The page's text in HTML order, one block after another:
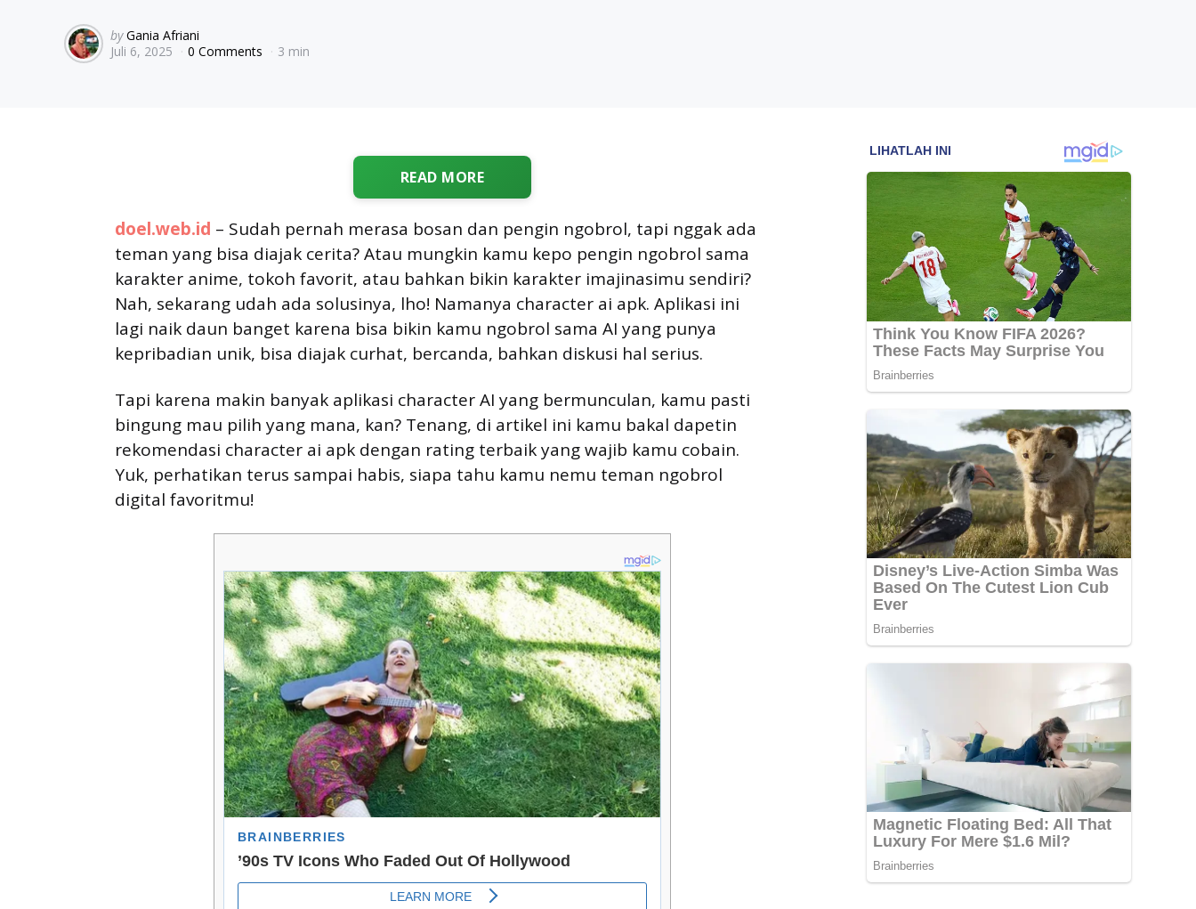
Posted
by
by Gania Afriani
Juli 6, 2025
0 Comments 3 min
READ MORE
doel.web.id – Sudah pernah merasa bosan dan pengin ngobrol, tapi nggak ada
teman yang bisa diajak cerita? Atau mungkin kamu kepo pengin ngobrol sama
karakter anime, tokoh favorit, atau bahkan bikin karakter imajinasimu sendiri?
Nah, sekarang udah ada solusinya, lho! Namanya character ai apk. Aplikasi ini
lagi naik daun banget karena bisa bikin kamu ngobrol sama AI yang punya
kepribadian unik, bisa diajak curhat, bercanda, bahkan diskusi hal serius.
Tapi karena makin banyak aplikasi character AI yang bermunculan, kamu pasti
bingung mau pilih yang mana, kan? Tenang, di artikel ini kamu bakal dapetin
rekomendasi character ai apk dengan rating terbaik yang wajib kamu cobain.
Yuk, perhatikan terus sampai habis, siapa tahu kamu nemu teman ngobrol
digital favoritmu!